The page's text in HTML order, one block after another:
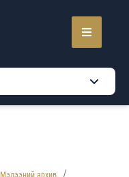
Мэдээний архив